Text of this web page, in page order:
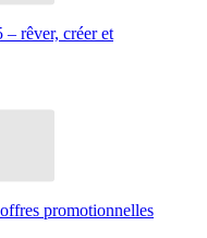
rêver, créer et
promotionnelles